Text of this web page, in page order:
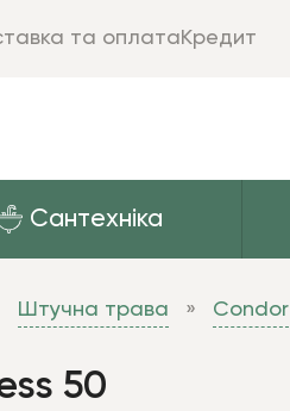
Сантехніка
та оплатаКредит
Штучна трава Condor
50